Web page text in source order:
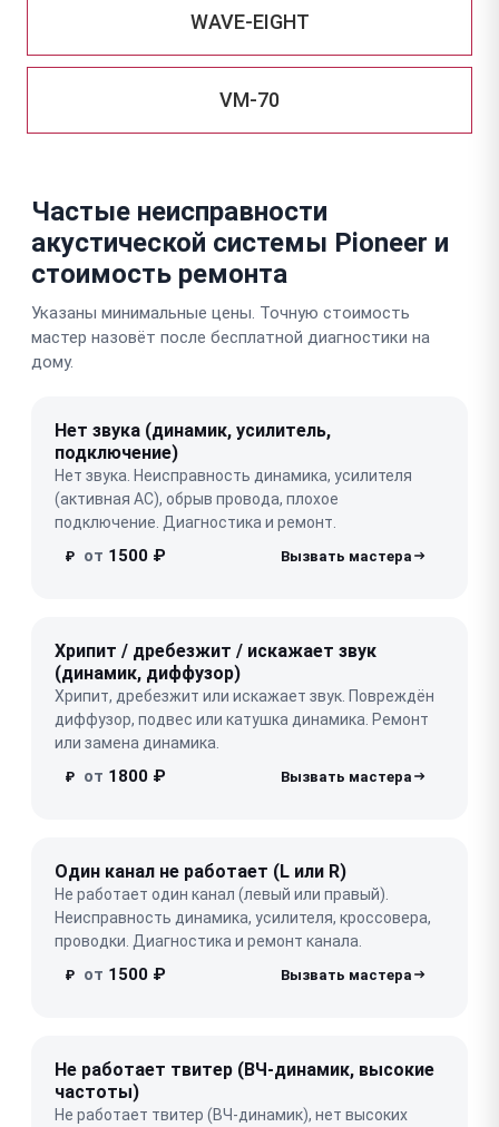
WAVE-EIGHT
VM-70
Частые неисправности
акустической системы Pioneer и
стоимость ремонта
Указаны минимальные цены. Точную стоимость
мастер назовёт после бесплатной диагностики на
дому.
Нет звука (динамик, усилитель,
подключение)
Нет звука. Неисправность динамика, усилителя
(активная АС), обрыв провода, плохое
подключение. Диагностика и ремонт.
₽ от 1500 ₽
Хрипит / дребезжит / искажает звук
(динамик, диффузор)
Хрипит, дребезжит или искажает звук. Повреждён
диффузор, подвес или катушка динамика. Ремонт
или замена динамика.
₽ от 1800 ₽
Один канал не работает (L или R)
Не работает один канал (левый или правый).
Неисправность динамика, усилителя, кроссовера,
проводки. Диагностика и ремонт канала.
₽ от 1500 ₽
Не работает твитер (ВЧ-динамик, высокие
частоты)
Не работает твитер (ВЧ-динамик), нет высоких